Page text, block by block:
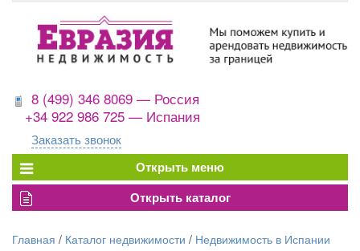
8 (499) 346 8069 — Россия
+34 922 986 725 — Испания
Заказать звонок
Главная / Каталог недвижимости / Недвижимость в Испании